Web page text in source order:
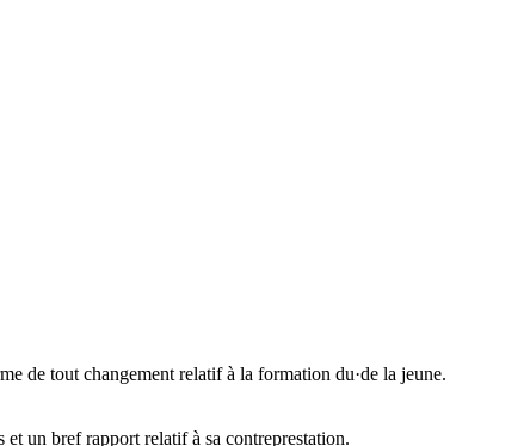
de tout changement relatif à la formation du·de la jeune.
et un bref rapport relatif à sa contreprestation.